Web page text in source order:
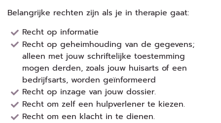
Belangrijke rechten zijn als je in therapie gaat:
Recht op informatie
Recht op geheimhouding van de gegevens;
alleen met jouw schriftelijke toestemming
mogen derden, zoals jouw huisarts of een
bedrijfsarts, worden geïnformeerd
Recht op inzage van jouw dossier.
Recht om zelf een hulpverlener te kiezen.
Recht om een klacht in te dienen.